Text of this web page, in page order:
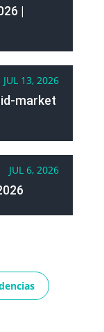
|
JUL 13, 2026
market
JUL 6, 2026